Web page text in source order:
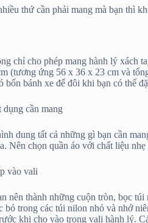
thứ cần phải mang mà bạn thì
chỉ cho phép mang hành lý
(tương ứng 56 x 36 x 23 cm và
bốn bánh xe để đôi khi bạn có thể
dụng cần mang
dung tất cả những gì bạn cần
Nên chọn quần áo với chất liệu
vào vali
nên thành những cuộn tròn, bọc
bỏ trong các túi nilon nhỏ và nhớ
khi cho vào trong vali hành lý.